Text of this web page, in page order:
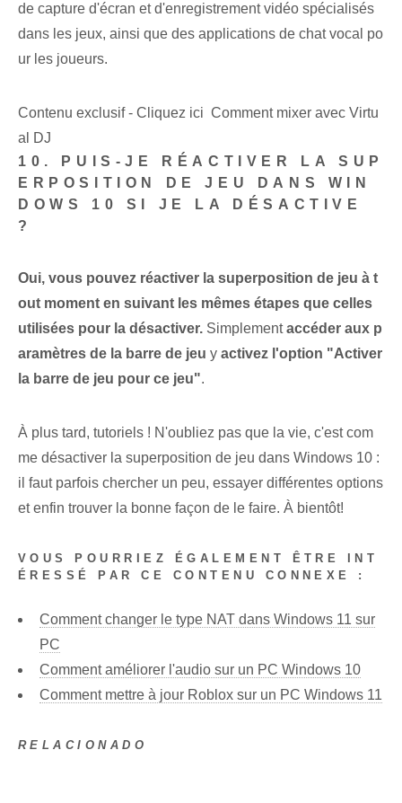
de capture d'écran et d'enregistrement vidéo spécialisés
dans les jeux, ainsi que des applications de chat vocal po
ur les joueurs.
Contenu exclusif - Cliquez ici Comment mixer avec Virtu
al DJ
10. PUIS-JE RÉACTIVER LA SUP
ERPOSITION DE JEU DANS WIN
DOWS 10 SI JE LA DÉSACTIVE
?
Oui, vous pouvez réactiver la superposition de jeu à t
out moment en suivant les mêmes étapes que celles
utilisées pour la désactiver. Simplementaccéder aux p
aramètres de la barre de jeu y activez l'option "Activer
la barre de jeu pour ce jeu".
À plus tard, tutoriels ! N'oubliez pas que la vie, c'est com
me désactiver la superposition de jeu dans Windows 10 :
il faut parfois chercher un peu, essayer différentes options
et enfin trouver la bonne façon de le faire. À bientôt!
VOUS POURRIEZ ÉGALEMENT ÊTRE INT
ÉRESSÉ PAR CE CONTENU CONNEXE :
Comment changer le type NAT dans Windows 11 sur
PC
Comment améliorer l'audio sur un PC Windows 10
Comment mettre à jour Roblox sur un PC Windows 11
RELACIONADO